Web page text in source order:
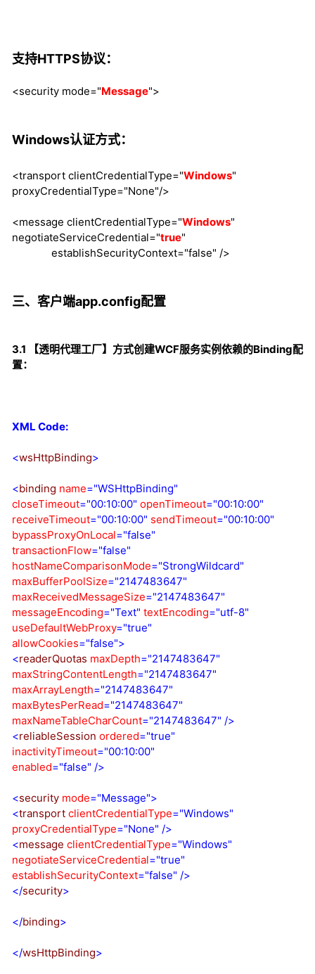
支持HTTPS协议：
<security mode="Message">
Windows认证方式：
<transport clientCredentialType="Windows"
proxyCredentialType="None"/>
<message clientCredentialType="Windows"
negotiateServiceCredential="true"
establishSecurityContext="false" />
三、客户端app.config配置
3.1 【透明代理工厂】方式创建WCF服务实例依赖的Binding配
置：
XML Code:
<wsHttpBinding>
<binding name="WSHttpBinding"
closeTimeout="00:10:00" openTimeout="00:10:00"
receiveTimeout="00:10:00" sendTimeout="00:10:00"
bypassProxyOnLocal="false"
transactionFlow="false"
hostNameComparisonMode="StrongWildcard"
maxBufferPoolSize="2147483647"
maxReceivedMessageSize="2147483647"
messageEncoding="Text" textEncoding="utf-8"
useDefaultWebProxy="true"
allowCookies="false">
<readerQuotas maxDepth="2147483647"
maxStringContentLength="2147483647"
maxArrayLength="2147483647"
maxBytesPerRead="2147483647"
maxNameTableCharCount="2147483647" />
<reliableSession ordered="true"
inactivityTimeout="00:10:00"
enabled="false" />
<security mode="Message">
<transport clientCredentialType="Windows"
proxyCredentialType="None" />
<message clientCredentialType="Windows"
negotiateServiceCredential="true"
establishSecurityContext="false" />
</security>
</binding>
</wsHttpBinding>